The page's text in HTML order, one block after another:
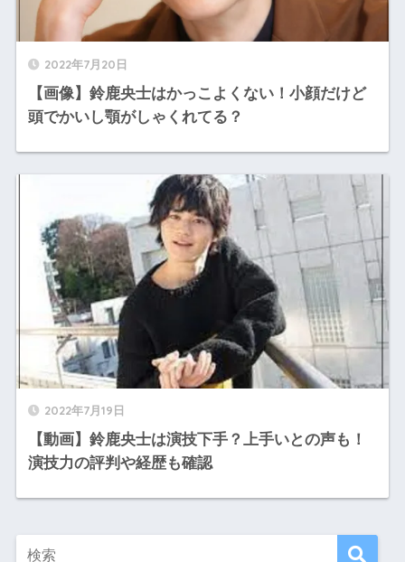
2022年7月20日
【画像】鈴鹿央士はかっこよくない！小顔だけど
頭でかいし顎がしゃくれてる？
2022年7月19日
【動画】鈴鹿央士は演技下手？上手いとの声も！
演技力の評判や経歴も確認